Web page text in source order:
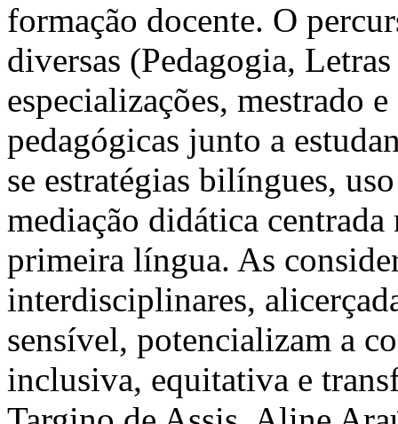
formação docente. O
diversas (Pedagogia,
especializações, mestrado
pedagógicas junto a
se estratégias bilíngues,
mediação didática
primeira língua. As
interdisciplinares,
sensível, potencializam a
inclusiva, equitativa e